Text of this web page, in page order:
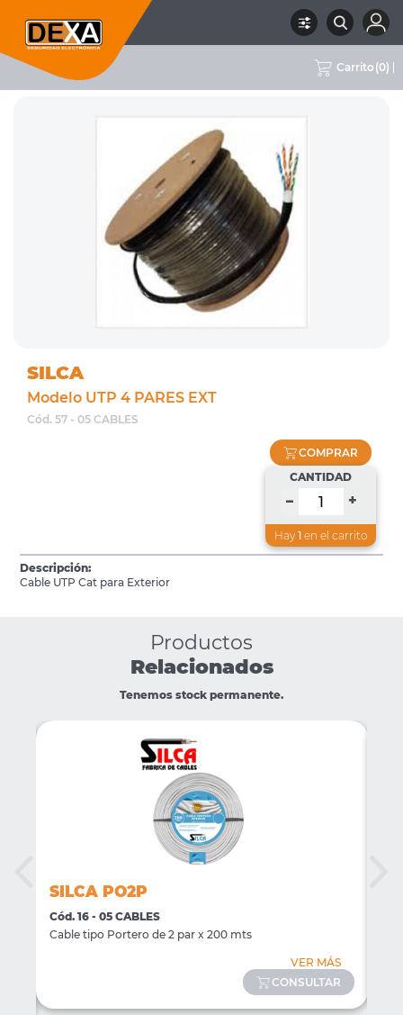
Carrito (0)
RUBRO 05 CABLES
SILCA
Modelo UTP 4 PARES EXT
Cód. 57 - 05 CABLES
COMPRAR
CANTIDAD
– +
Hay 1 en el carrito
Descripción:
Cable UTP Cat para Exterior
Productos
Relacionados
Tenemos stock permanente.
SILCA PO2P
Cód. 16 - 05 CABLES
Cable tipo Portero de 2 par x 200 mts
VER MÁS
CONSULTAR